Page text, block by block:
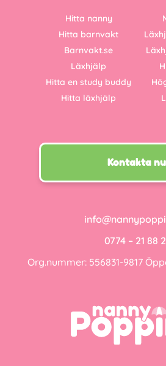
Hitta nanny
Hitta barnvakt
Barnvakt.se
Läxhjälp
Hitta en study buddy
Hitta läxhjälp
0774 – 21 88
Org.nummer: 556831-9817
Kontakta nu